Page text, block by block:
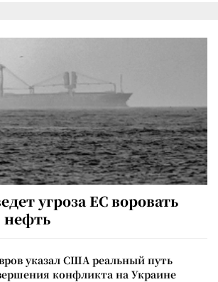
угроза ЕС воровать
нефть
указал США реальный путь
конфликта на Украине